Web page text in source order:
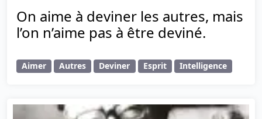
On aime à deviner les autres, mais
l’on n’aime pas à être deviné.
Aimer Autres Deviner Esprit Intelligence